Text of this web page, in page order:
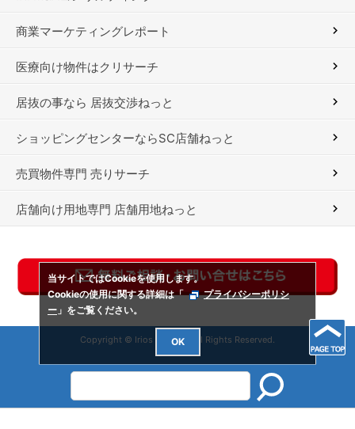
商業マーケティングレポート
医療向け物件はクリサーチ
居抜の事なら 居抜交渉ねっと
ショッピングセンターならSC店舗ねっと
売買物件専門 売りサーチ
店舗向け用地専門 店舗用地ねっと
Copyright © Irios Co., Ltd. All Rights Reserved.
当サイトではCookieを使用します。
Cookieの使用に関する詳細は「
プライバシーポリシ
ー 」をご覧ください。
OK